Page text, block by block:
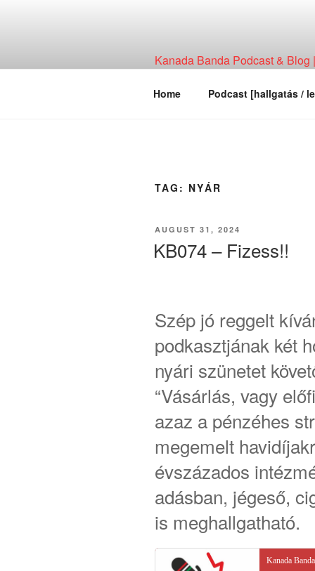
Kanada Banda Podcast &
Home Podcast [hallgatás /
TAG: NYÁR
POSTED
AUGUST 31, 2024
KB074 – Fizess!!
Szép jó reggelt
podkasztjának két
nyári szünetet
“Vásárlás, vagy
azaz a pénzéhes
megemelt
évszázados
adásban, jégeső,
is meghallgatható.